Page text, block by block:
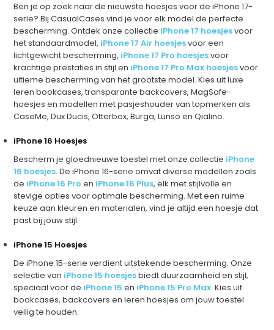
Ben je op zoek naar de nieuwste hoesjes voor de iPhone 17-
serie? Bij CasualCases vind je voor elk model de perfecte
bescherming. Ontdek onze collectie iPhone 17 hoesjesvoor
het standaardmodel, iPhone 17 Air hoesjesvoor een
lichtgewicht bescherming, iPhone 17 Pro hoesjesvoor
krachtige prestaties in stijl en iPhone 17 Pro Max hoesjesvoor
ultieme bescherming van het grootste model. Kies uit luxe
leren bookcases, transparante backcovers, MagSafe-
hoesjes en modellen met pasjeshouder van topmerken als
CaseMe, Dux Ducis, Otterbox, Burga, Lunso en Qialino.
iPhone 16 Hoesjes
Bescherm je gloednieuwe toestel met onze collectie iPhone
16 hoesjes. De iPhone 16-serie omvat diverse modellen zoals
de iPhone 16 Pro en iPhone 16 Plus, elk met stijlvolle en
stevige opties voor optimale bescherming. Met een ruime
keuze aan kleuren en materialen, vind je altijd een hoesje dat
past bij jouw stijl.
iPhone 15 Hoesjes
De iPhone 15-serie verdient uitstekende bescherming. Onze
selectie van iPhone 15 hoesjesbiedt duurzaamheid en stijl,
speciaal voor de iPhone 15 en iPhone 15 Pro Max. Kies uit
bookcases, backcovers en leren hoesjes om jouw toestel
veilig te houden.